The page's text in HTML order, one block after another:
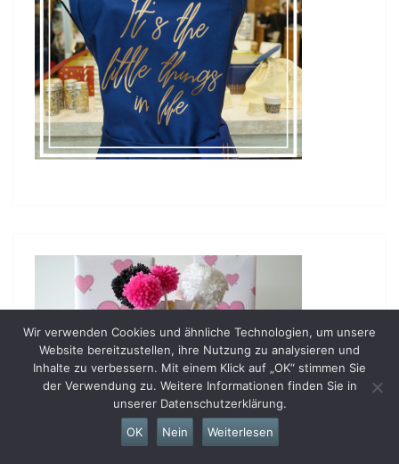
Wir verwenden Cookies und ähnliche Technologien, um unsere
Website bereitzustellen, ihre Nutzung zu analysieren und
Inhalte zu verbessern. Mit einem Klick auf „OK“ stimmen Sie
der Verwendung zu. Weitere Informationen finden Sie in
unserer Datenschutzerklärung.
OK
Nein Weiterlesen